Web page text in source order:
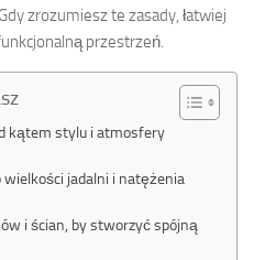
zrozumiesz te zasady, łatwiej
przestrzeń.
kątem stylu i atmosfery
wielkości jadalni i natężenia
i ścian, by stworzyć spójną